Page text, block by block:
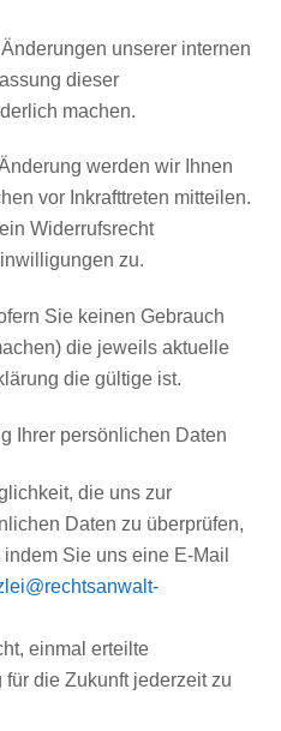
unserer internen
dieser
machen.
werden wir Ihnen
vor Inkrafttreten mitteilen.
Widerrufsrecht
zu.
Sie keinen Gebrauch
die jeweils aktuelle
die gültige ist.
Ihrer persönlichen Daten
die uns zur
Daten zu überprüfen,
Sie uns eine E-Mail
einmal erteilte
die Zukunft jederzeit zu